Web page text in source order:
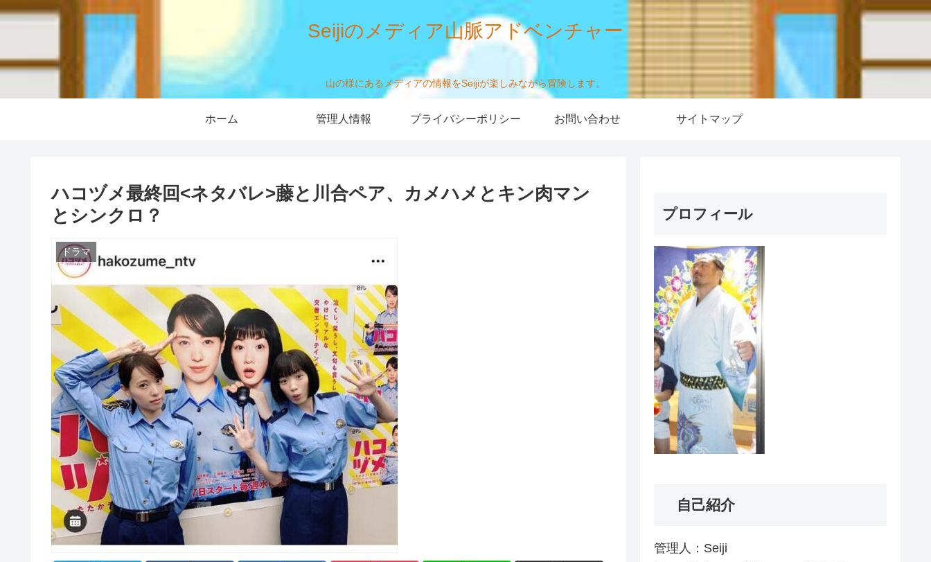
Seijiのメディア山脈アドベンチャー
山の様にあるメディアの情報をSeijiが楽しみながら冒険します。
ホーム 管理人情報 プライバシーポリシー お問い合わせ サイトマップ
ハコヅメ最終回<ネタバレ>藤と川合ペア、カメハメとキン肉マン
とシンクロ？
ドラマ
プロフィール
自己紹介
管理人：Seiji